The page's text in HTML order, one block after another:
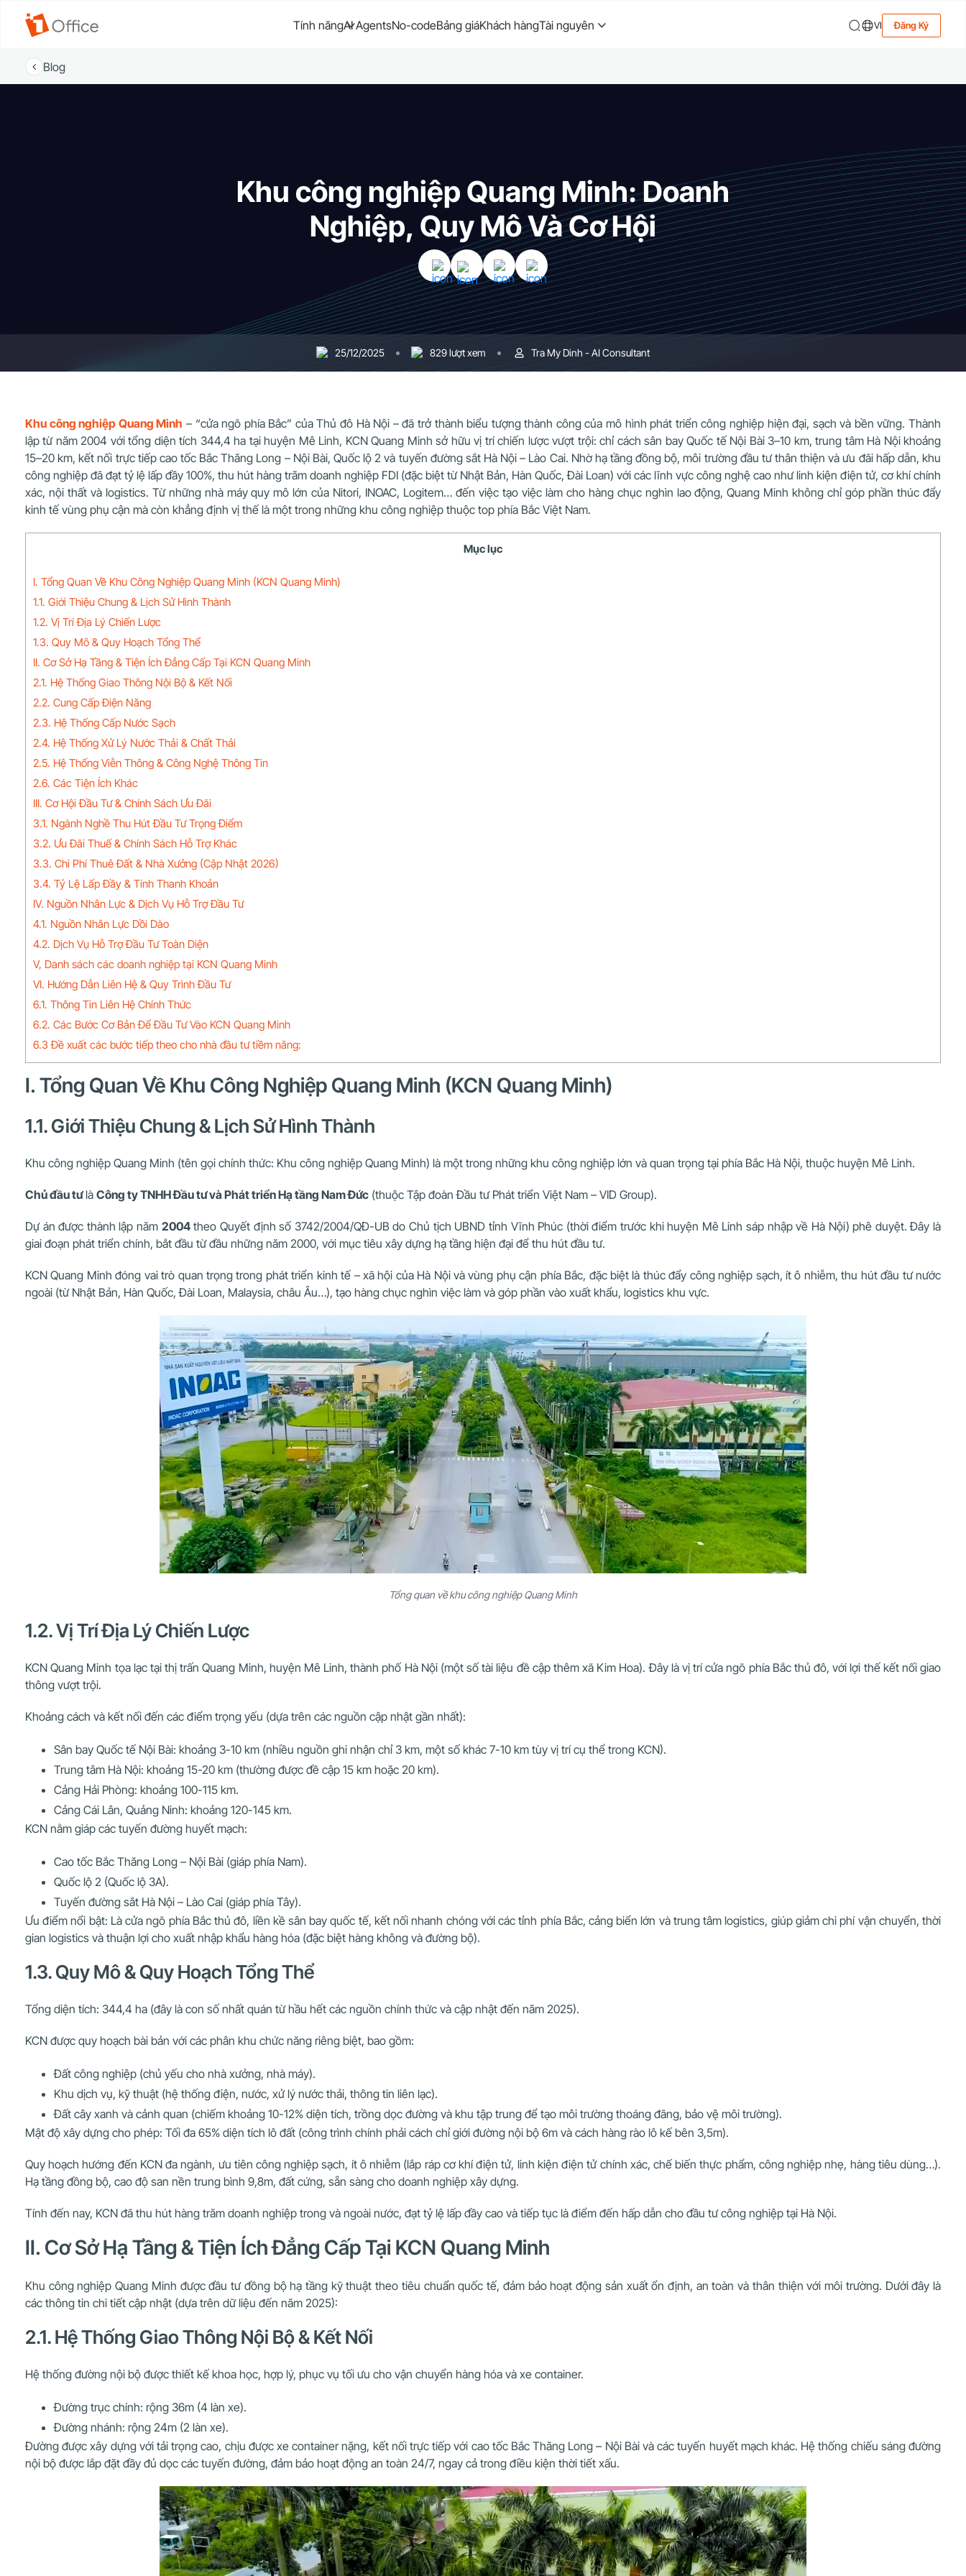
Tính năngAI AgentsNo-codeBảng giáKhách hàngTài nguyên VI Đăng Ký
Blog
Khu công nghiệp Quang Minh: Doanh
Nghiệp, Quy Mô Và Cơ Hội
25/12/2025 829 lượt xem Tra My Dinh - AI Consultant
Khu công nghiệp Quang Minh – “cửa ngõ phía Bắc” của Thủ đô Hà Nội – đã trở thành biểu tượng thành công của mô hình phát triển công nghiệp hiện đại, sạch và bền vững. Thành
lập từ năm 2004 với tổng diện tích 344,4 ha tại huyện Mê Linh, KCN Quang Minh sở hữu vị trí chiến lược vượt trội: chỉ cách sân bay Quốc tế Nội Bài 3–10 km, trung tâm Hà Nội khoảng
15–20 km, kết nối trực tiếp cao tốc Bắc Thăng Long – Nội Bài, Quốc lộ 2 và tuyến đường sắt Hà Nội – Lào Cai. Nhờ hạ tầng đồng bộ, môi trường đầu tư thân thiện và ưu đãi hấp dẫn, khu
công nghiệp đã đạt tỷ lệ lấp đầy 100%, thu hút hàng trăm doanh nghiệp FDI (đặc biệt từ Nhật Bản, Hàn Quốc, Đài Loan) với các lĩnh vực công nghệ cao như linh kiện điện tử, cơ khí chính
xác, nội thất và logistics. Từ những nhà máy quy mô lớn của Nitori, INOAC, Logitem… đến việc tạo việc làm cho hàng chục nghìn lao động, Quang Minh không chỉ góp phần thúc đẩy
kinh tế vùng phụ cận mà còn khẳng định vị thế là một trong những khu công nghiệp thuộc top phía Bắc Việt Nam.
Mục lục
I. Tổng Quan Về Khu Công Nghiệp Quang Minh (KCN Quang Minh)
1.1. Giới Thiệu Chung & Lịch Sử Hình Thành
1.2. Vị Trí Địa Lý Chiến Lược
1.3. Quy Mô & Quy Hoạch Tổng Thể
II. Cơ Sở Hạ Tầng & Tiện Ích Đẳng Cấp Tại KCN Quang Minh
2.1. Hệ Thống Giao Thông Nội Bộ & Kết Nối
2.2. Cung Cấp Điện Năng
2.3. Hệ Thống Cấp Nước Sạch
2.4. Hệ Thống Xử Lý Nước Thải & Chất Thải
2.5. Hệ Thống Viễn Thông & Công Nghệ Thông Tin
2.6. Các Tiện Ích Khác
III. Cơ Hội Đầu Tư & Chính Sách Ưu Đãi
3.1. Ngành Nghề Thu Hút Đầu Tư Trọng Điểm
3.2. Ưu Đãi Thuế & Chính Sách Hỗ Trợ Khác
3.3. Chi Phí Thuê Đất & Nhà Xưởng (Cập Nhật 2026)
3.4. Tỷ Lệ Lấp Đầy & Tính Thanh Khoản
IV. Nguồn Nhân Lực & Dịch Vụ Hỗ Trợ Đầu Tư
4.1. Nguồn Nhân Lực Dồi Dào
4.2. Dịch Vụ Hỗ Trợ Đầu Tư Toàn Diện
V, Danh sách các doanh nghiệp tại KCN Quang Minh
VI. Hướng Dẫn Liên Hệ & Quy Trình Đầu Tư
6.1. Thông Tin Liên Hệ Chính Thức
6.2. Các Bước Cơ Bản Để Đầu Tư Vào KCN Quang Minh
6.3 Đề xuất các bước tiếp theo cho nhà đầu tư tiềm năng:
I. Tổng Quan Về Khu Công Nghiệp Quang Minh (KCN Quang Minh)
1.1. Giới Thiệu Chung & Lịch Sử Hình Thành
Khu công nghiệp Quang Minh (tên gọi chính thức: Khu công nghiệp Quang Minh) là một trong những khu công nghiệp lớn và quan trọng tại phía Bắc Hà Nội, thuộc huyện Mê Linh.
Chủ đầu tưlà Công ty TNHH Đầu tư và Phát triển Hạ tầng Nam Đức (thuộc Tập đoàn Đầu tư Phát triển Việt Nam – VID Group).
Dự án được thành lập năm 2004theo Quyết định số 3742/2004/QĐ-UB do Chủ tịch UBND tỉnh Vĩnh Phúc (thời điểm trước khi huyện Mê Linh sáp nhập về Hà Nội) phê duyệt. Đây là
giai đoạn phát triển chính, bắt đầu từ đầu những năm 2000, với mục tiêu xây dựng hạ tầng hiện đại để thu hút đầu tư.
KCN Quang Minh đóng vai trò quan trọng trong phát triển kinh tế – xã hội của Hà Nội và vùng phụ cận phía Bắc, đặc biệt là thúc đẩy công nghiệp sạch, ít ô nhiễm, thu hút đầu tư nước
ngoài (từ Nhật Bản, Hàn Quốc, Đài Loan, Malaysia, châu Âu…), tạo hàng chục nghìn việc làm và góp phần vào xuất khẩu, logistics khu vực.
Tổng quan về khu công nghiệp Quang Minh
1.2. Vị Trí Địa Lý Chiến Lược
KCN Quang Minh tọa lạc tại thị trấn Quang Minh, huyện Mê Linh, thành phố Hà Nội (một số tài liệu đề cập thêm xã Kim Hoa). Đây là vị trí cửa ngõ phía Bắc thủ đô, với lợi thế kết nối giao
thông vượt trội.
Khoảng cách và kết nối đến các điểm trọng yếu (dựa trên các nguồn cập nhật gần nhất):
Sân bay Quốc tế Nội Bài: khoảng 3-10 km (nhiều nguồn ghi nhận chỉ 3 km, một số khác 7-10 km tùy vị trí cụ thể trong KCN).
Trung tâm Hà Nội: khoảng 15-20 km (thường được đề cập 15 km hoặc 20 km).
Cảng Hải Phòng: khoảng 100-115 km.
Cảng Cái Lân, Quảng Ninh: khoảng 120-145 km.
KCN nằm giáp các tuyến đường huyết mạch:
Cao tốc Bắc Thăng Long – Nội Bài (giáp phía Nam).
Quốc lộ 2 (Quốc lộ 3A).
Tuyến đường sắt Hà Nội – Lào Cai (giáp phía Tây).
Ưu điểm nổi bật: Là cửa ngõ phía Bắc thủ đô, liền kề sân bay quốc tế, kết nối nhanh chóng với các tỉnh phía Bắc, cảng biển lớn và trung tâm logistics, giúp giảm chi phí vận chuyển, thời
gian logistics và thuận lợi cho xuất nhập khẩu hàng hóa (đặc biệt hàng không và đường bộ).
1.3. Quy Mô & Quy Hoạch Tổng Thể
Tổng diện tích: 344,4 ha (đây là con số nhất quán từ hầu hết các nguồn chính thức và cập nhật đến năm 2025).
KCN được quy hoạch bài bản với các phân khu chức năng riêng biệt, bao gồm:
Đất công nghiệp (chủ yếu cho nhà xưởng, nhà máy).
Khu dịch vụ, kỹ thuật (hệ thống điện, nước, xử lý nước thải, thông tin liên lạc).
Đất cây xanh và cảnh quan (chiếm khoảng 10-12% diện tích, trồng dọc đường và khu tập trung để tạo môi trường thoáng đãng, bảo vệ môi trường).
Mật độ xây dựng cho phép: Tối đa 65% diện tích lô đất (công trình chính phải cách chỉ giới đường nội bộ 6m và cách hàng rào lô kế bên 3,5m).
Quy hoạch hướng đến KCN đa ngành, ưu tiên công nghiệp sạch, ít ô nhiễm (lắp ráp cơ khí điện tử, linh kiện điện tử chính xác, chế biến thực phẩm, công nghiệp nhẹ, hàng tiêu dùng…).
Hạ tầng đồng bộ, cao độ san nền trung bình 9,8m, đất cứng, sẵn sàng cho doanh nghiệp xây dựng.
Tính đến nay, KCN đã thu hút hàng trăm doanh nghiệp trong và ngoài nước, đạt tỷ lệ lấp đầy cao và tiếp tục là điểm đến hấp dẫn cho đầu tư công nghiệp tại Hà Nội.
II. Cơ Sở Hạ Tầng & Tiện Ích Đẳng Cấp Tại KCN Quang Minh
Khu công nghiệp Quang Minh được đầu tư đồng bộ hạ tầng kỹ thuật theo tiêu chuẩn quốc tế, đảm bảo hoạt động sản xuất ổn định, an toàn và thân thiện với môi trường. Dưới đây là
các thông tin chi tiết cập nhật (dựa trên dữ liệu đến năm 2025):
2.1. Hệ Thống Giao Thông Nội Bộ & Kết Nối
Hệ thống đường nội bộ được thiết kế khoa học, hợp lý, phục vụ tối ưu cho vận chuyển hàng hóa và xe container.
Đường trục chính: rộng 36m (4 làn xe).
Đường nhánh: rộng 24m (2 làn xe).
Đường được xây dựng với tải trọng cao, chịu được xe container nặng, kết nối trực tiếp với cao tốc Bắc Thăng Long – Nội Bài và các tuyến huyết mạch khác. Hệ thống chiếu sáng đường
nội bộ được lắp đặt đầy đủ dọc các tuyến đường, đảm bảo hoạt động an toàn 24/7, ngay cả trong điều kiện thời tiết xấu.